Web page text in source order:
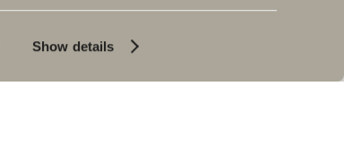
Show details
Produktkatalog
Blyertssvart
Hemma hos våra